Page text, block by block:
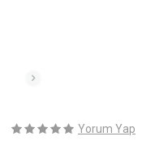
Yorum Yap